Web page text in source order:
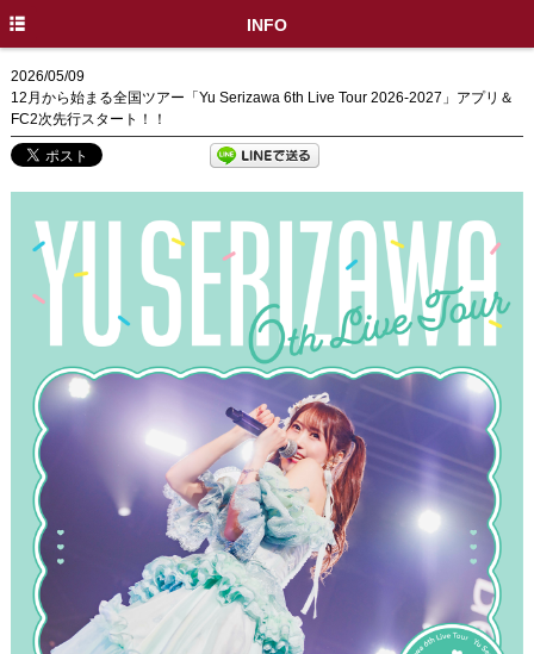
INFO
2026/05/09
12月から始まる全国ツアー「Yu Serizawa 6th Live Tour 2026-2027」アプリ＆
FC2次先行スタート！！
HOME
INFO
DISC
PROFILE
MEDIA
MOVIE
GOODS
SPECIAL